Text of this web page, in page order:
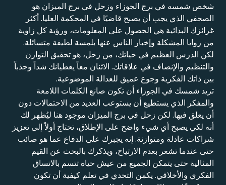
شخص شمسه في برج الجوزاء وزحل في برج الميزان هو
الصحفي الذي يجب أن يصبح قاضيًا في المحكمة العليا. أكثر
غرائزك البدائية هي الحصول على المعلومات، ورؤية كل زاوية
من زوايا المشكلة وإخبار الناس عنها بلمسة لطيفة متسائلة.
لكن الدرس العظيم في حياتك، من زحل، هو تحقيق التوازن
والتنظيم والإنصاف في علاقاتك. الاثنان معاً يعطيانك شداً وجذباً
بين ذاتك الفكرية وجوع عميق للعدالة الموضوعية.
تريد شمسك في الجوزاء أن تكون صانع الكلمات اللامعة
والمفكر الذي يستطيع أن يستوعب العديد من الاحتمالات دون
أن يعلق فيها. لكن زحل في برج الميزان موجود هنا ليُظهر لك
أنه لكي يصبح أي شيء واضح على الإطلاق، تحتاج أولاً إلى تعزيز
شراكات عادلة ومتوازنة. إنه يجبرك على الدفاع عما هو صائب
حتى عندما تشعر بعدم الارتياح، ويذكرك بالبحث عن القيم
المثالية حتى يتمكن الجميع من عيش حياة تتسم بالاتساق
الفكري والأخلاقي. يكمن التحدي في تعلم كيفية أن تكون